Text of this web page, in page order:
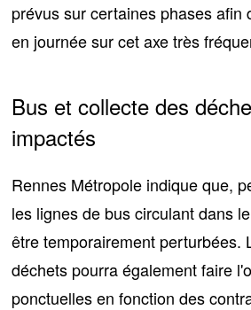
prévus sur certaines phases afin
en journée sur cet axe très
Bus et collecte des
impactés
Rennes Métropole indique que,
les lignes de buscirculant dans
être temporairement perturbées.
déchets pourra également faire
ponctuelles en fonction des